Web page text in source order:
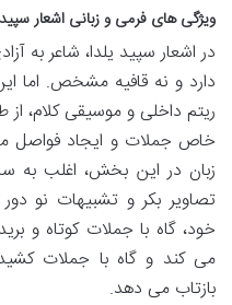
ویژگی های فرمی و زبانی اشعار سپید
در اشعار سپید یلدا، شاعر به
دارد و نه قافیه مشخص. اما
ریتم داخلی و موسیقی کلام، از
خاص جملات و ایجاد فواصل
زبان در این بخش، اغلب به
تصاویر بکر و تشبیهات نو
خود، گاه با جملات کوتاه و
می کند و گاه با جملات
بازتاب می دهد.